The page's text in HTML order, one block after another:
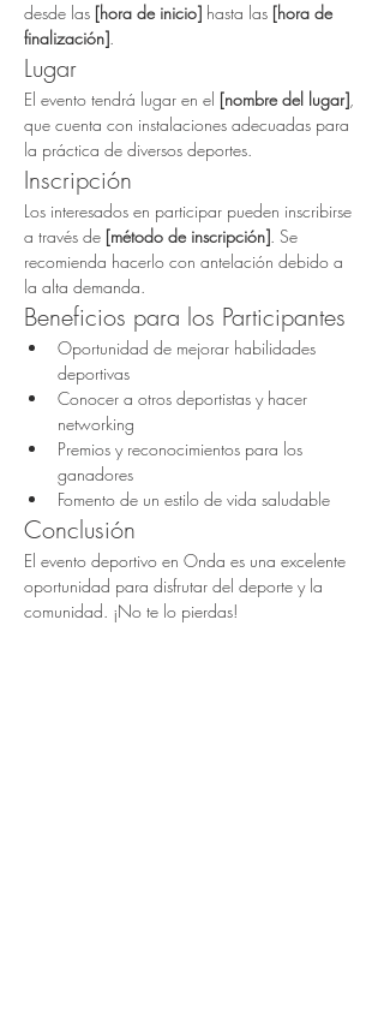
desde las [hora de inicio] hasta las [hora de
finalización].
Lugar
El evento tendrá lugar en el [nombre del lugar],
que cuenta con instalaciones adecuadas para
la práctica de diversos deportes.
Inscripción
Los interesados en participar pueden inscribirse
a través de [método de inscripción]. Se
recomienda hacerlo con antelación debido a
la alta demanda.
Beneficios para los Participantes
Oportunidad de mejorar habilidades
deportivas
Conocer a otros deportistas y hacer
networking
Premios y reconocimientos para los
ganadores
Fomento de un estilo de vida saludable
Conclusión
El evento deportivo en Onda es una excelente
oportunidad para disfrutar del deporte y la
comunidad. ¡No te lo pierdas!